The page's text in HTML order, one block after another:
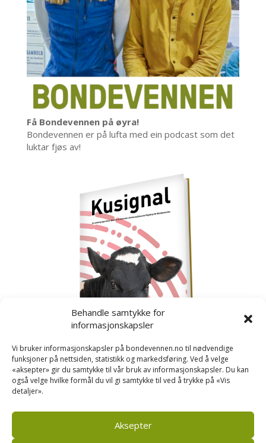
Behandle samtykke for
informasjonskapsler
Vi bruker informasjonskapsler på bondevennen.no til nødvendige
funksjoner på nettsiden, statistikk og markedsføring. Ved å velge
«aksepter» gir du samtykke til vår bruk av informasjonskapsler. Du kan
også velge hvilke formål du vil gi samtykke til ved å trykke på «Vis
detaljer».
Aksepter
Få Bondevennen på øyra!
Bondevennen er på lufta med ein podcast som det
luktar fjøs av!
Kusignal